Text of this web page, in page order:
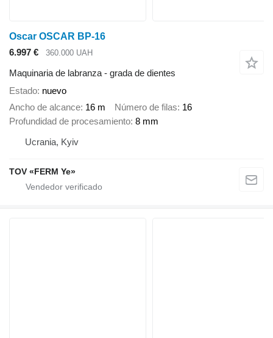
Oscar OSCAR BP-16
6.997 €
360.000 UAH
Maquinaria de labranza - grada de dientes
Estado nuevo
Ancho de alcance 16 m Número de filas 16
Profundidad de procesamiento 8 mm
Ucrania, Kyiv
TOV «FERM Ye»